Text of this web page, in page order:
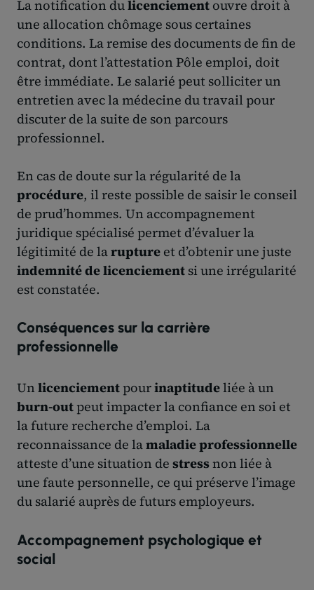
La notification dulicenciement ouvre droit à
une allocation chômage sous certaines
conditions. La remise des documents de fin de
contrat, dont l’attestation Pôle emploi, doit
être immédiate. Le salarié peut solliciter un
entretien avec la médecine du travail pour
discuter de la suite de son parcours
professionnel.
En cas de doute sur la régularité de la
procédure, il reste possible de saisir le conseil
de prud’hommes. Un accompagnement
juridique spécialisé permet d’évaluer la
légitimité de larupture et d’obtenir une juste
indemnité de licenciement si une irrégularité
est constatée.
Conséquences sur la carrière
professionnelle
Un licenciement pourinaptitudeliée à un
burn-out peut impacter la confiance en soi et
la future recherche d’emploi. La
reconnaissance de lamaladie professionnelle
atteste d’une situation de stressnon liée à
une faute personnelle, ce qui préserve l’image
du salarié auprès de futurs employeurs.
Accompagnement psychologique et
social